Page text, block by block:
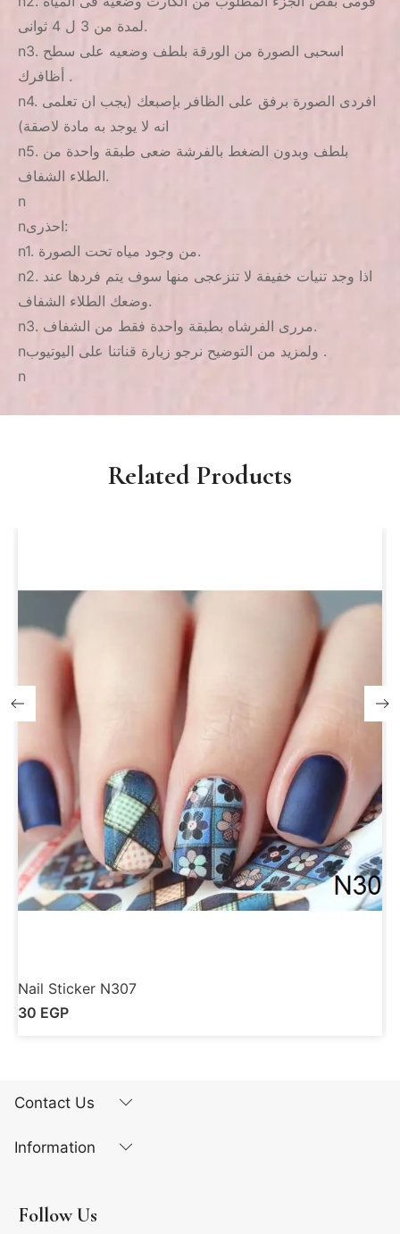
لمدة من 3 ل 4 ثوانى.
n3. اسحبى الصورة من الورقة بلطف وضعيه على سطح
أظافرك .
n4. افردى الصورة برفق على الظافر بإصبعك (يجب ان تعلمى
انه لا يوجد به مادة لاصقة)
n5. بلطف وبدون الضغط بالفرشة ضعى طبقة واحدة من
الطلاء الشفاف.
n
nاحذرى:
n1. من وجود مياه تحت الصورة.
n2. اذا وجد تنيات خفيفة لا تنزعجى منها سوف يتم فردها عند
وضعك الطلاء الشفاف.
n3. مررى الفرشاه بطبقة واحدة فقط من الشفاف.
nولمزيد من التوضيح نرجو زيارة قناتنا على اليوتيوب .
n
Related Products
Nail Sticker N307
30 EGP
Contact Us
Information
Follow Us